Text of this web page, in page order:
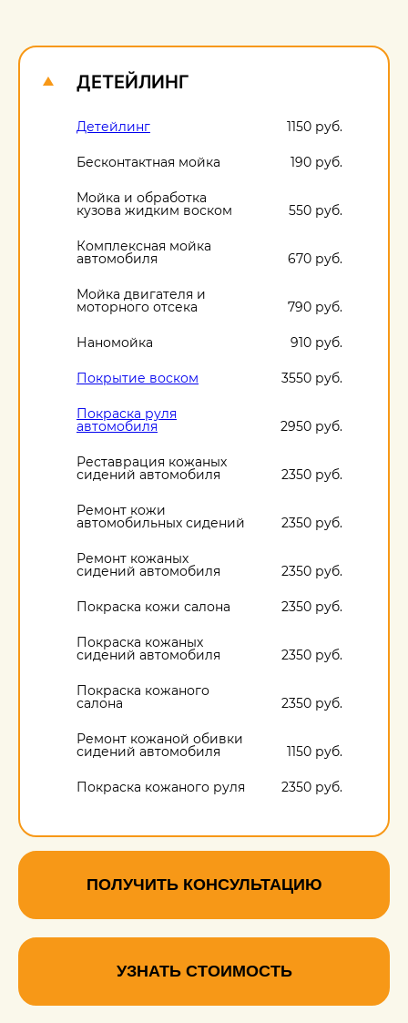
ДЕТЕЙЛИНГ
Детейлинг 1150 руб.
Бесконтактная мойка 190 руб.
Мойка и обработка
кузова жидким воском 550 руб.
Комплексная мойка
автомобиля 670 руб.
Мойка двигателя и
моторного отсека 790 руб.
Наномойка 910 руб.
Покрытие воском 3550 руб.
Покраска руля
автомобиля 2950 руб.
Реставрация кожаных
сидений автомобиля 2350 руб.
Ремонт кожи
автомобильных сидений 2350 руб.
Ремонт кожаных
сидений автомобиля 2350 руб.
Покраска кожи салона 2350 руб.
Покраска кожаных
сидений автомобиля 2350 руб.
Покраска кожаного
салона 2350 руб.
Ремонт кожаной обивки
сидений автомобиля 1150 руб.
Покраска кожаного руля 2350 руб.
ПОЛУЧИТЬ КОНСУЛЬТАЦИЮ
УЗНАТЬ СТОИМОСТЬ